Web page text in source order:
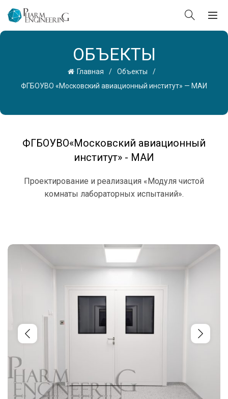
ОБЪЕКТЫ
Главная
Объекты
ФГБОУВО «Московский авиационный институт» — МАИ
ФГБОУВО«Московский авиационный
институт» - МАИ
Проектирование и реализация «Модуля чистой
комнаты лабораторных испытаний».